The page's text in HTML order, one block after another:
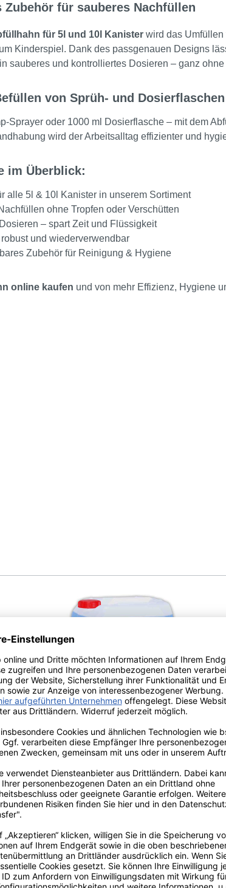
Zubehör für sauberes Nachfüllen
für 5l und 10l Kanister wird das
Kinderspiel. Dank des passgenauen Designs
sauberes und kontrolliertes Dosieren – ganz
von Sprüh- und Dosierflaschen
Sprayer oder 1000 ml Dosierflasche – mit dem
wird der Arbeitsalltag effizienter und
im Überblick:
alle 5l & 10l Kanister in unserem Sortiment
ohne Tropfen oder Verschütten
– spart Zeit und Flüssigkeit
und wiederverwendbar
Zubehör für Reinigung & Hygiene
online kaufen und von mehr Effizienz, Hygiene
nach Verordnung